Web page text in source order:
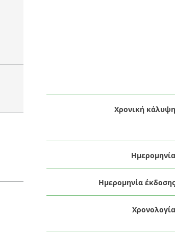
Χρονική κάλυψη
Ημερομηνία
Ημερομηνία έκδοσης
Χρονολογία